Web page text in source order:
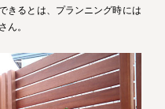
きるとは、プランニング時には
ん。